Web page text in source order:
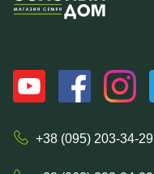
+38 (095) 203-34-29